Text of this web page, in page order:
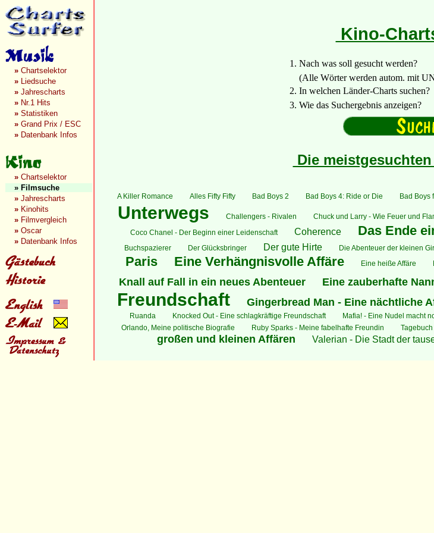
» Chartselektor
» Liedsuche
» Jahrescharts
» Nr.1 Hits
» Statistiken
» Grand Prix / ESC
» Datenbank Infos
» Chartselektor
» Filmsuche
» Jahrescharts
» Kinohits
» Filmvergleich
» Oscar
» Datenbank Infos
Kino-
1. Nach was soll gesucht werden?
(Alle Wörter werden autom. mit
2. In welchen Länder-Charts suchen?
3. Wie das Suchergebnis anzeigen?
Die
A Killer Romance Alles Fifty Fifty Bad Boys 2 Bad Boys 4: Ride or Die Bad Boys
Unterwegs
Challengers - Rivalen Chuck und Larry - Wie Feuer und
Coco Chanel - Der Beginn einer Leidenschaft Coherence Das Ende
Buchspazierer
Der Glücksbringer Der gute Hirte Die Abenteuer der kleinen
Paris
Eine Verhängnisvolle Affäre Eine heiße Affäre
Knall auf Fall in ein neues Abenteuer
Eine zauberhafte
Freundschaft
Gingerbread Man - Eine nächtliche
Ruanda
Knocked Out - Eine schlagkräftige Freundschaft Mafia! - Eine Nudel macht
Orlando, Meine politische Biografie Ruby Sparks - Meine fabelhafte Freundin
großen und kleinen Affären
Valerian - Die Stadt der